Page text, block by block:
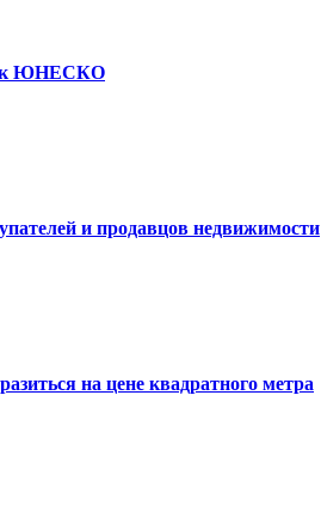
ЮНЕСКО
и продавцов недвижимости
на цене квадратного метра